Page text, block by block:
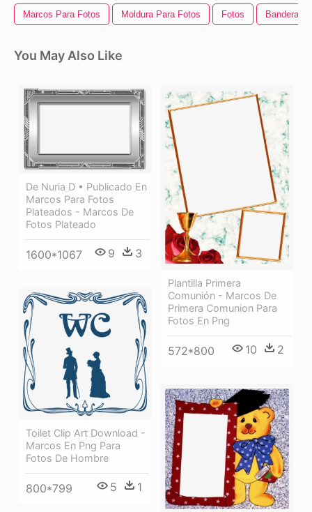
Marcos Para Fotos Moldura Para Fotos Fotos Bandera
You May Also Like
De Nuria D • Publicado En
Marcos Para Fotos
Plateados - Marcos De
Fotos Plateado
1600*1067 9 3
Plantilla Primera
Comunión - Marcos De
Primera Comunion Para
Fotos En Png
572*800 10 2
Toilet Clip Art Download -
Marcos En Png Para
Fotos De Hombre
800*799 5 1